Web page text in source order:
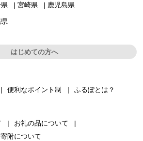
宮崎県 鹿児島県
はじめての方へ
便利なポイント制 ふるぽとは？
お礼の品について
寄附について